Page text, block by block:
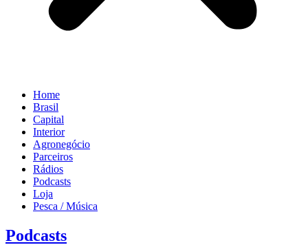
Home
Brasil
Capital
Interior
Agronegócio
Parceiros
Rádios
Podcasts
Loja
Pesca / Música
Podcasts